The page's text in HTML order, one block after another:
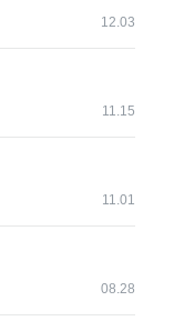
结果。
12.03
11.15
11.01
08.28